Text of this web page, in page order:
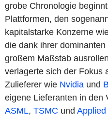
grobe Chronologie
Plattformen, den
kapitalstarke Konzerne
die dank ihrer
großem Maßstab
verlagerte sich der Fokus
Zulieferer wie Nvidia und
eigene Lieferanten in den
ASML, TSMC und